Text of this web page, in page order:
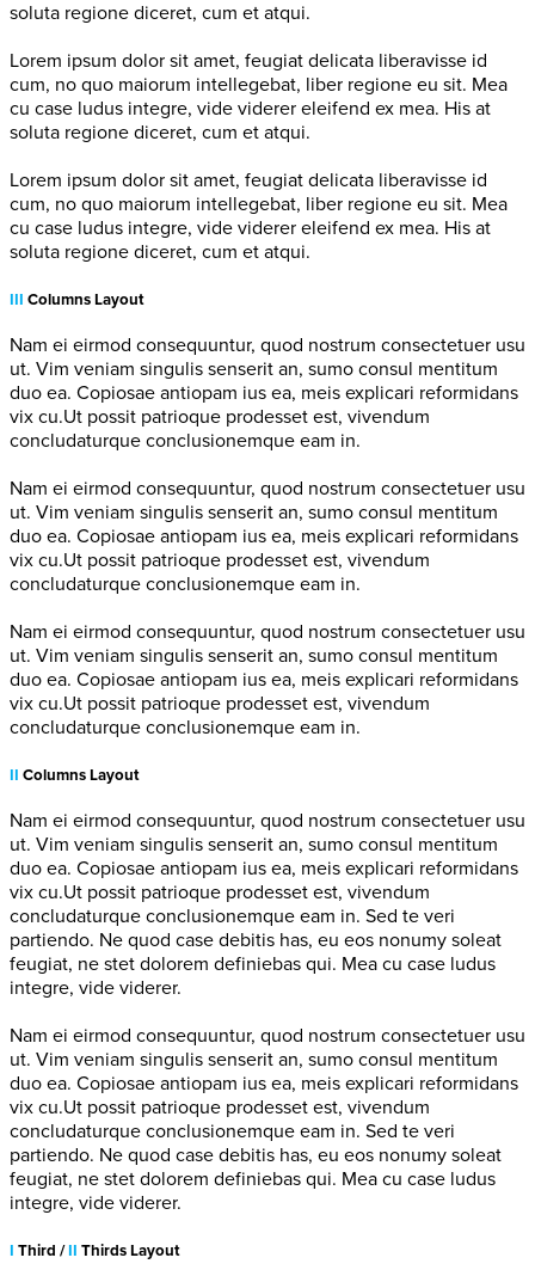
soluta regione diceret, cum et atqui.
Lorem ipsum dolor sit amet, feugiat delicata liberavisse id
cum, no quo maiorum intellegebat, liber regione eu sit. Mea
cu case ludus integre, vide viderer eleifend ex mea. His at
soluta regione diceret, cum et atqui.
Lorem ipsum dolor sit amet, feugiat delicata liberavisse id
cum, no quo maiorum intellegebat, liber regione eu sit. Mea
cu case ludus integre, vide viderer eleifend ex mea. His at
soluta regione diceret, cum et atqui.
III Columns Layout
Nam ei eirmod consequuntur, quod nostrum consectetuer usu
ut. Vim veniam singulis senserit an, sumo consul mentitum
duo ea. Copiosae antiopam ius ea, meis explicari reformidans
vix cu.Ut possit patrioque prodesset est, vivendum
concludaturque conclusionemque eam in.
Nam ei eirmod consequuntur, quod nostrum consectetuer usu
ut. Vim veniam singulis senserit an, sumo consul mentitum
duo ea. Copiosae antiopam ius ea, meis explicari reformidans
vix cu.Ut possit patrioque prodesset est, vivendum
concludaturque conclusionemque eam in.
Nam ei eirmod consequuntur, quod nostrum consectetuer usu
ut. Vim veniam singulis senserit an, sumo consul mentitum
duo ea. Copiosae antiopam ius ea, meis explicari reformidans
vix cu.Ut possit patrioque prodesset est, vivendum
concludaturque conclusionemque eam in.
II Columns Layout
Nam ei eirmod consequuntur, quod nostrum consectetuer usu
ut. Vim veniam singulis senserit an, sumo consul mentitum
duo ea. Copiosae antiopam ius ea, meis explicari reformidans
vix cu.Ut possit patrioque prodesset est, vivendum
concludaturque conclusionemque eam in. Sed te veri
partiendo. Ne quod case debitis has, eu eos nonumy soleat
feugiat, ne stet dolorem definiebas qui. Mea cu case ludus
integre, vide viderer.
Nam ei eirmod consequuntur, quod nostrum consectetuer usu
ut. Vim veniam singulis senserit an, sumo consul mentitum
duo ea. Copiosae antiopam ius ea, meis explicari reformidans
vix cu.Ut possit patrioque prodesset est, vivendum
concludaturque conclusionemque eam in. Sed te veri
partiendo. Ne quod case debitis has, eu eos nonumy soleat
feugiat, ne stet dolorem definiebas qui. Mea cu case ludus
integre, vide viderer.
I Third /II Thirds Layout